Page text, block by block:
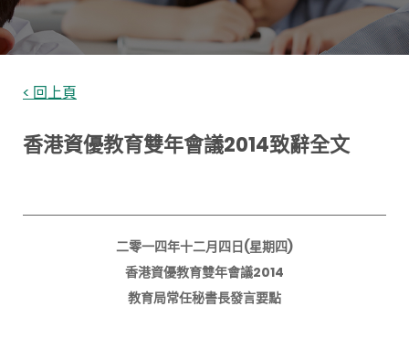
< 回上頁
香港資優教育雙年會議2014致辭全文
二零一四年十二月四日(星期四)
香港資優教育雙年會議2014
教育局常任秘書長發言要點